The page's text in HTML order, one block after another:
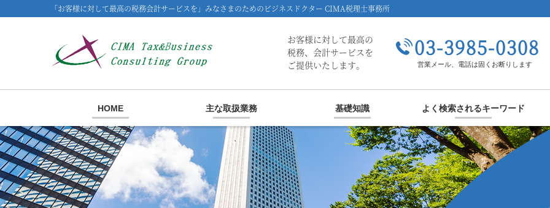
「お客様に対して最高の税務会計サービスを」みなさまのためのビジネスドクター CIMA税理士事務所
お客様に対して最高の
税務、会計サービスを
ご提供いたします。
03-3985-0308
営業メール、電話は固くお断りします
HOME 主な取扱業務 基礎知識 よく検索されるキーワード